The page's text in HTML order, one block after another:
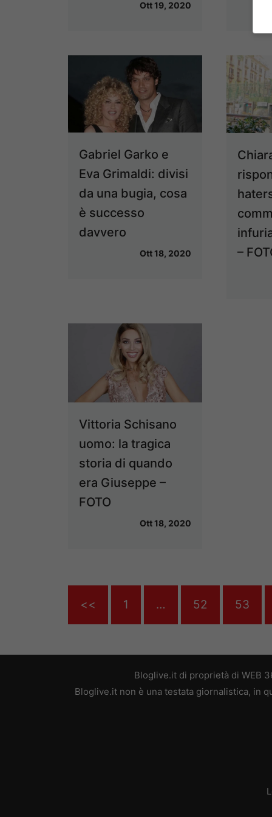
Ott 19, 2020
Gabriel Garko e
Eva Grimaldi: divisi
da una bugia, cosa
è successo
davvero
Ott 18, 2020
–
Vittoria Schisano
uomo: la tragica
storia di quando
era Giuseppe –
FOTO
Ott 18, 2020
<< 1 … 52 53
Bloglive.it di proprietà di WEB
Bloglive.it non è una testata giornalistica, in